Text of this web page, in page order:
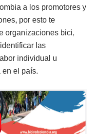
a los promotores y
por esto te
organizaciones bici,
las
individual u
el país.